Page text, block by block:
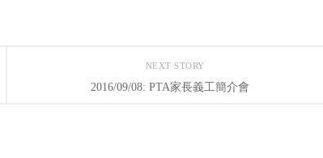
NEXT STORY
2016/09/08: PTA家長義工簡介會